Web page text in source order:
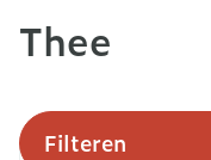
Thee
Filteren